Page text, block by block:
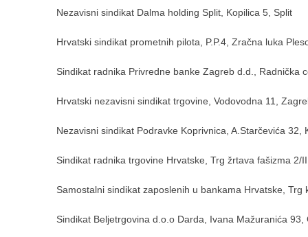
Nezavisni sindikat Dalma holding Split, Kopilica 5, Split
Hrvatski sindikat prometnih pilota, P.P.4, Zračna luka
Sindikat radnika Privredne banke Zagreb d.d., Radnička
Hrvatski nezavisni sindikat trgovine, Vodovodna 11,
Nezavisni sindikat Podravke Koprivnica, A.Starčevića 32,
Sindikat radnika trgovine Hrvatske, Trg žrtava fašizma 2/
Samostalni sindikat zaposlenih u bankama Hrvatske,
Sindikat Beljetrgovina d.o.o Darda, Ivana Mažuranića 93,